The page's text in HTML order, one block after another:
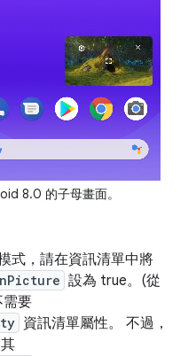
8.0 的子母畫面。
式，請在資訊清單中將
設為 true。(從
需要
資訊清單屬性。 不過，